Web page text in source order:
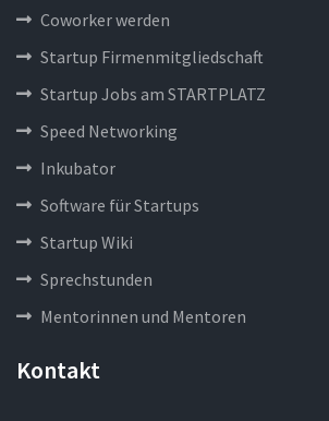
Coworker werden
Startup Firmenmitgliedschaft
Startup Jobs am STARTPLATZ
Speed Networking
Inkubator
Software für Startups
Startup Wiki
Sprechstunden
Mentorinnen und Mentoren
Kontakt